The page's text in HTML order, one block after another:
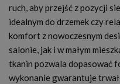
ruch, aby przejść z pozycji
idealnym do drzemek czy
komfort z nowoczesnym
salonie, jak i w małym
tkanin pozwala dopasować
wykonanie gwarantuje